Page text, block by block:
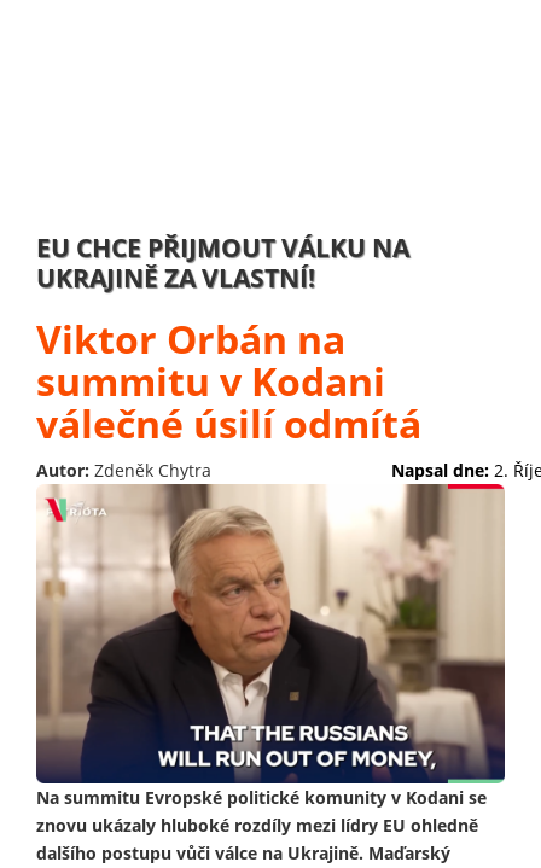
EU CHCE PŘIJMOUT VÁLKU NA
UKRAJINĚ ZA VLASTNÍ!
Viktor Orbán na
summitu v Kodani
válečné úsilí odmítá
Autor: Zdeněk Chytra Napsal dne: 2.
Na summitu Evropské politické komunity v Kodani se
znovu ukázaly hluboké rozdíly mezi lídry EU ohledně
dalšího postupu vůči válce na Ukrajině. Maďarský